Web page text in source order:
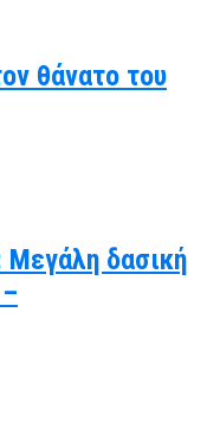
θάνατο του
Μεγάλη δασική